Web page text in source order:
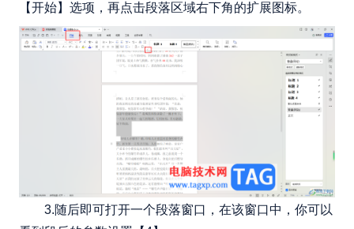
【开始】选项，再点击段落区域右下角的扩展图标。
3.随后即可打开一个段落窗口，在该窗口中，你可以